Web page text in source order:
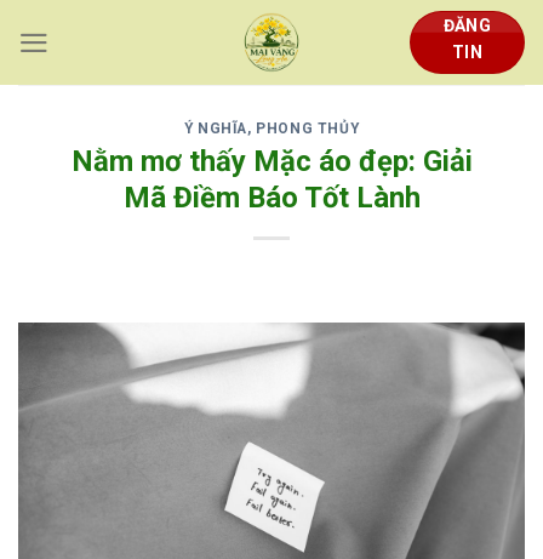
content
ĐĂNG
TIN
Ý NGHĨA, PHONG THỦY
Nằm mơ thấy Mặc áo đẹp: Giải
Mã Điềm Báo Tốt Lành